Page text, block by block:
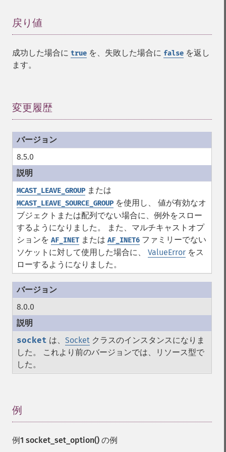
戻り値
成功した場合に true を、失敗した場合に false を返し
ます。
変更履歴
8.5.0
MCAST_LEAVE_GROUP または
MCAST_LEAVE_SOURCE_GROUP を使用し、 値が有効なオ
ブジェクトまたは配列でない場合に、例外をスロー
するようになりました。 また、マルチキャストオプ
ションを AF_INET または AF_INET6 ファミリーでない
ソケットに対して使用した場合に、 ValueError をス
ローするようになりました。
8.0.0
socket は、 Socket クラスのインスタンスになりま
した。 これより前のバージョンでは、リソース型で
した。
例
例1 socket_set_option() の例